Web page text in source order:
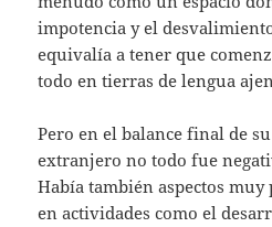
impotencia y el
equivalía a tener que
todo en tierras de lengua
Pero en el balance final de
extranjero no todo fue
Había también aspectos
en actividades como el